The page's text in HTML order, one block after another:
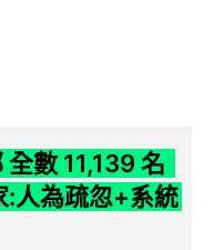
數 11,139 名
:人為疏忽+系統